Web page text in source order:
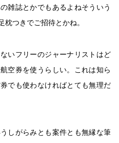
雑誌とかでもあるよねそういう
つきでご招待とかね。
いフリーのジャーナリストはど
空券を使うらしい。これは知ら
でも使わなければとても無理だ
しがらみとも案件とも無縁な筆